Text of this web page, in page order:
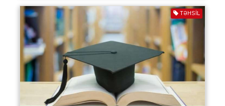
TƏHSIL